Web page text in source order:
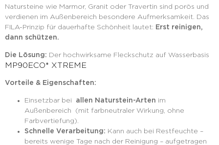
Natursteine wie Marmor, Granit oder Travertin sind porös und
verdienen im Außenbereich besondere Aufmerksamkeit. Das
FILA-Prinzip für dauerhafte Schönheit lautet: Erst reinigen,
dann schützen.
Die Lösung: Der hochwirksame Fleckschutz auf Wasserbasis
MP90ECO* XTREME
Vorteile & Eigenschaften:
Einsetzbar bei allen Naturstein-Arten im
Außenbereich (mit farbneutraler Wirkung, ohne
Farbvertiefung).
Schnelle Verarbeitung: Kann auch bei Restfeuchte –
bereits wenige Tage nach der Reinigung – aufgetragen